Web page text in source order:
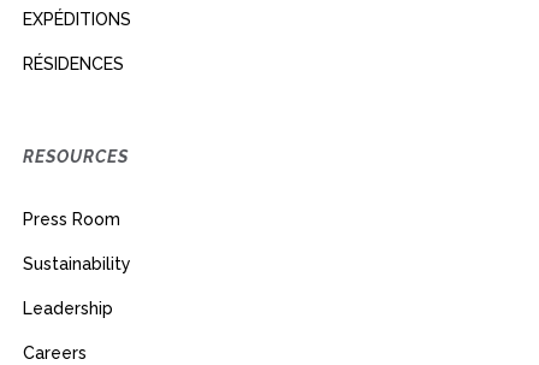
EXPÉDITIONS
RÉSIDENCES
RESOURCES
Press Room
Sustainability
Leadership
Careers